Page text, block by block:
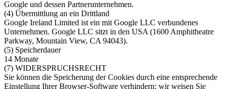
Google und dessen Partnerunternehmen.
(4) Übermittlung an ein Drittland
Google Ireland Limited ist ein mit Google LLC verbundenes
Unternehmen. Google LLC sitzt in den USA (1600 Amphitheatre
Parkway, Mountain View, CA 94043).
(5) Speicherdauer
14 Monate
(7) WIDERSPRUCHSRECHT
Sie können die Speicherung der Cookies durch eine entsprechende
Einstellung Ihrer Browser-Software verhindern; wir weisen Sie